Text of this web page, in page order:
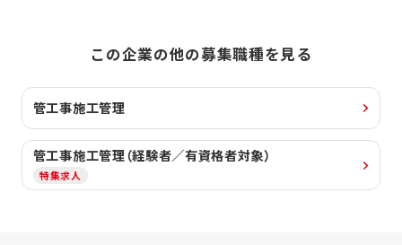
この企業の他の募集職種を見る
管工事施工管理
管工事施工管理（経験者／有資格者対象）
特集求人